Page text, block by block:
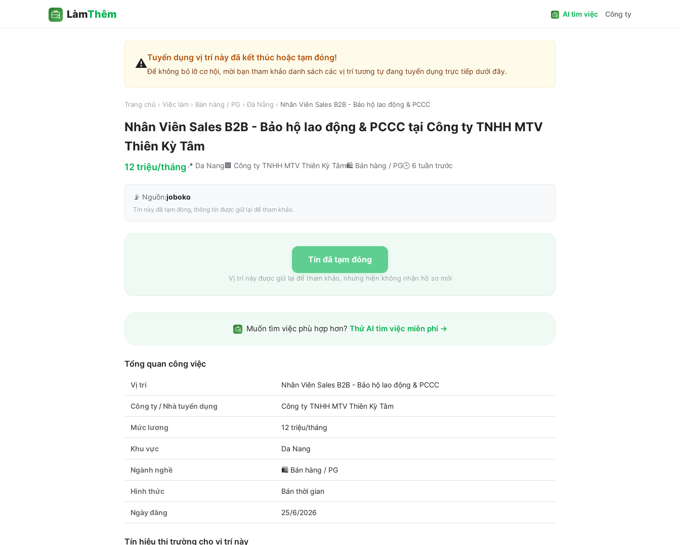
LàmThêm AI tìm việc Công ty
⚠️Tuyển dụng vị trí này đã kết thúc hoặc tạm đóng!
Để không bỏ lỡ cơ hội, mời bạn tham khảo danh sách các vị trí tương tự đang tuyển dụng trực tiếp dưới đây.
Trang chủ › Việc làm › Bán hàng / PG › Đà Nẵng › Nhân Viên Sales B2B - Bảo hộ lao động & PCCC
Nhân Viên Sales B2B - Bảo hộ lao động & PCCC tại Công ty TNHH MTV
Thiên Kỳ Tâm
12 triệu/tháng 📍 Da Nang🏢 Công ty TNHH MTV Thiên Kỳ Tâm🛍️ Bán hàng / PG🕒 6 tuần trước
📡 Nguồn:joboko
Tin này đã tạm đóng, thông tin được giữ lại để tham khảo.
Tin đã tạm đóng
Vị trí này được giữ lại để tham khảo, nhưng hiện không nhận hồ sơ mới
Muốn tìm việc phù hợp hơn? Thử AI tìm việc miễn phí →
Tổng quan công việc
Vị trí Nhân Viên Sales B2B - Bảo hộ lao động & PCCC
Công ty / Nhà tuyển dụng Công ty TNHH MTV Thiên Kỳ Tâm
Mức lương 12 triệu/tháng
Khu vực Da Nang
Ngành nghề 🛍️ Bán hàng / PG
Hình thức Bán thời gian
Ngày đăng 25/6/2026
Tín hiệu thị trường cho vị trí này